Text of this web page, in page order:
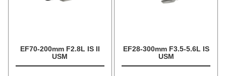
EF70-200mm F2.8L IS II
USM
EF28-300mm F3.5-5.6L IS
USM